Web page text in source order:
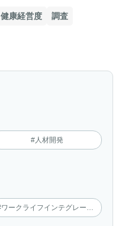
健康経営度 調査
#人材開発